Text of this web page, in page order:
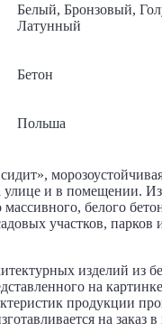
Белый, Бронзовый,
Латунный
Бетон
Польша
улице и в помещении.
белого
участков, парков
изделий из
на
продукции
на заказ